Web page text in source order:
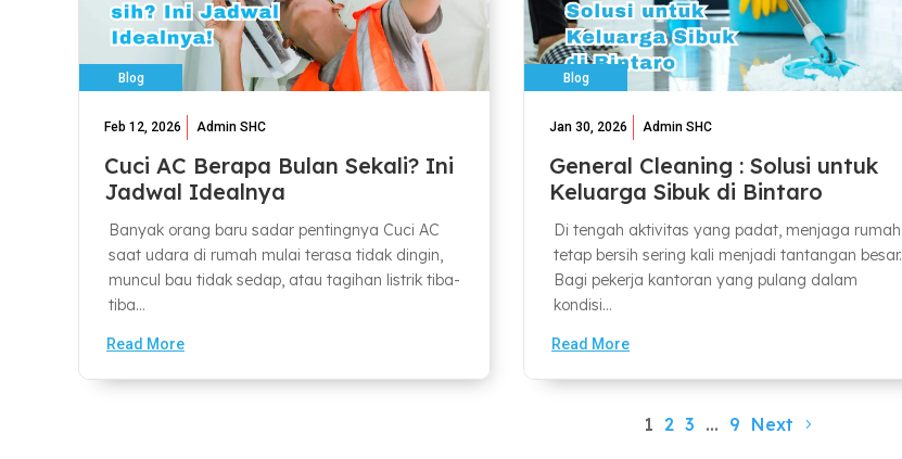
Blog
Feb 12, 2026 Admin SHC
Cuci AC Berapa Bulan Sekali? Ini
Jadwal Idealnya
Banyak orang baru sadar pentingnya Cuci AC
saat udara di rumah mulai terasa tidak dingin,
muncul bau tidak sedap, atau tagihan listrik tiba-
tiba...
Read More
Blog
Jan 30, 2026 Admin SHC
General Cleaning : Solusi untuk
Keluarga Sibuk di Bintaro
Di tengah aktivitas yang padat, menjaga rumah
tetap bersih sering kali menjadi tantangan besar.
Bagi pekerja kantoran yang pulang dalam
kondisi...
Read More
1 2 3 … 9 Next